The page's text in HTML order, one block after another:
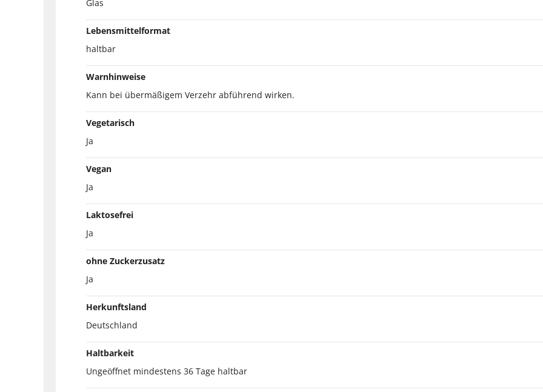
Glas
Lebensmittelformat
haltbar
Warnhinweise
Kann bei übermäßigem Verzehr abführend wirken.
Vegetarisch
Ja
Vegan
Ja
Laktosefrei
Ja
ohne Zuckerzusatz
Ja
Herkunftsland
Deutschland
Haltbarkeit
Ungeöffnet mindestens 36 Tage haltbar